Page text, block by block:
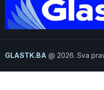
GLASTK.BA @ 2026. Sva